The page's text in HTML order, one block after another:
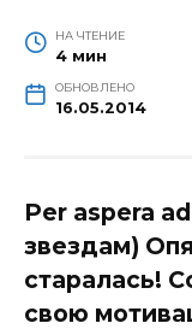
НА ЧТЕНИЕ
4 мин
ОБНОВЛЕНО
16.05.2014
Per aspera
звездам)
старалась!
свою